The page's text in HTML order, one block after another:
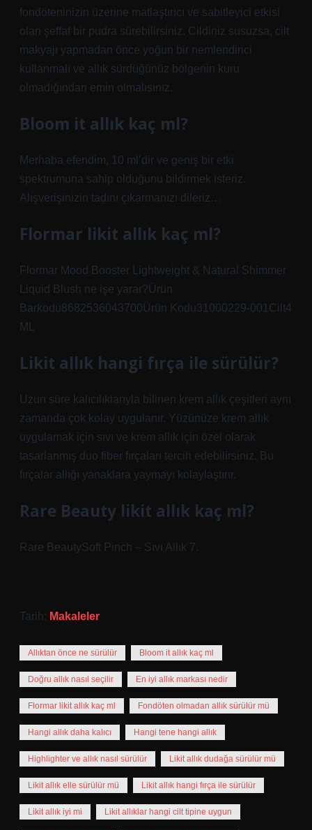
fondöteninizin üzerine matlaştırıcı ve sabitleyici etkisi
olan şeffaf bir pudra sürebilirsiniz. Cildiniz susuzsa, cilt
makyajı yapmadan önce yoğun bir nemlendirici
kullanmalı ve allık sürdüğünüz bölgenin kuru
olmadığından emin olmalısınız.
Bloom it allık kaç ml?
Merhaba efendim, 10 ml’dir ve geniş bir etki
spektrumuna sahip olduğunu bildirmek isteriz.
Alışverişinizin tadını çıkarmanızı dileriz…
Flormar likit allık kaç ml?
Flormar Mood Booster Lightweight & Natural Shimmer
Liquid Blush ne işe yarar?Ürün
Barkodu8682536043700Ürün Kodu31000229-001Cilt4
ML
Likit allık hangi fırça ile sürülür?
Uzun süre kalıcılıklarıyla bilinen krem ​​allık çeşitleri aynı
zamanda çok kolay uygulanır. Yüzünüze krem ​​allık
uygulamak için sıvı ve krem ​​allık için özel olarak
tasarlanmış duo fiber fırçaları tercih edebilirsiniz. Bu
fırçalar allığı yanaklara yaymayı kolaylaştırır.
Rare Beauty likit allık kaç ml?
Rare BeautySoft Pinch – Sıvı Allık 7.
Tarih: Makaleler
Allıktan önce ne sürülür Bloom it allık kaç ml
Doğru allık nasıl seçilir En iyi allık markası nedir
Flormar likit allık kaç ml Fondöten olmadan allık sürülür mü
Hangi allık daha kalıcı Hangi tene hangi allık
Highlighter ve allık nasıl sürülür Likit allık dudağa sürülür mü
Likit allık elle sürülür mü Likit allık hangi fırça ile sürülür
Likit allık iyi mi Likit allıklar hangi cilt tipine uygun